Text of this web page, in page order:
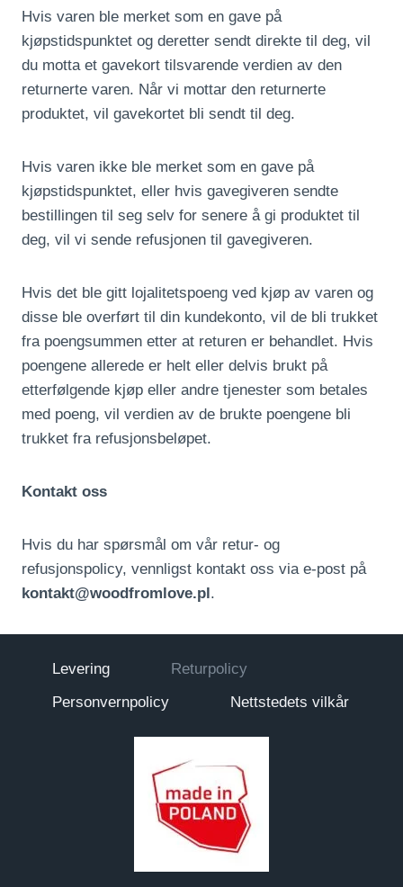
Hvis varen ble merket som en gave på
kjøpstidspunktet og deretter sendt direkte til deg, vil
du motta et gavekort tilsvarende verdien av den
returnerte varen. Når vi mottar den returnerte
produktet, vil gavekortet bli sendt til deg.
Hvis varen ikke ble merket som en gave på
kjøpstidspunktet, eller hvis gavegiveren sendte
bestillingen til seg selv for senere å gi produktet til
deg, vil vi sende refusjonen til gavegiveren.
Hvis det ble gitt lojalitetspoeng ved kjøp av varen og
disse ble overført til din kundekonto, vil de bli trukket
fra poengsummen etter at returen er behandlet. Hvis
poengene allerede er helt eller delvis brukt på
etterfølgende kjøp eller andre tjenester som betales
med poeng, vil verdien av de brukte poengene bli
trukket fra refusjonsbeløpet.
Kontakt oss
Hvis du har spørsmål om vår retur- og
refusjonspolicy, vennligst kontakt oss via e-post på
kontakt@woodfromlove.pl.
Levering
Returpolicy
Personvernpolicy
Nettstedets vilkår